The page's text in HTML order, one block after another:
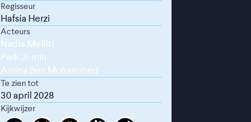
Regisseur
Hafsia Herzi
Acteurs
Nadia Melliti
Park Ji-min
Amina Ben Mohammed
Te zien tot
30 april 2028
Kijkwijzer